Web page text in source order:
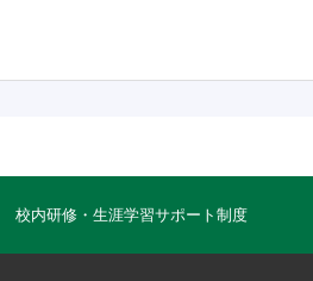
校内研修・生涯学習サポート制度